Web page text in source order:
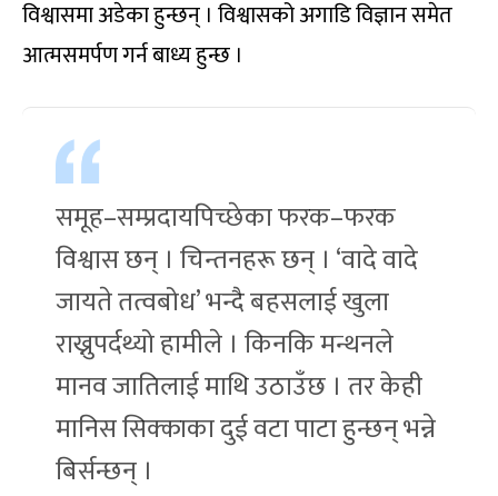
विश्वासमा अडेका हुन्छन् । विश्वासको अगाडि विज्ञान समेत
आत्मसमर्पण गर्न बाध्य हुन्छ ।
समूह–सम्प्रदायपिच्छेका फरक–फरक
विश्वास छन् । चिन्तनहरू छन् । ‘वादे वादे
जायते तत्वबोध’ भन्दै बहसलाई खुला
राख्नुपर्दथ्यो हामीले । किनकि मन्थनले
मानव जातिलाई माथि उठाउँछ । तर केही
मानिस सिक्काका दुई वटा पाटा हुन्छन् भन्ने
बिर्सन्छन् ।